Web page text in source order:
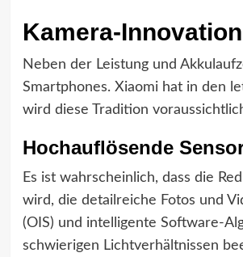
Kamera-
Neben der Leistung und
Smartphones. Xiaomi hat in den
wird diese Tradition
Hochauflösende
Es ist wahrscheinlich, dass die
wird, die detailreiche Fotos und
(OIS) und intelligente Software-
schwierigen Lichtverhältnissen